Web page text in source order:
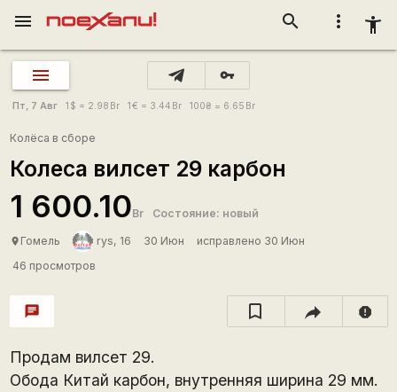
more_vert accessibility_new
search
menu
vpn_key
Пт, 7 Авг 1 $ = 2.98 Br 1€ = 3.44 Br 100₴ = 6.65 Br
Колёса в сборе
Колеса вилсет 29 карбон
1 600.10Br Состояние: новый
place Гомель rys, 16 30 Июн
исправлено 30 Июн
46 просмотров
chat report
Продам вилсет 29.
Обода Китай карбон, внутренняя ширина 29 мм.